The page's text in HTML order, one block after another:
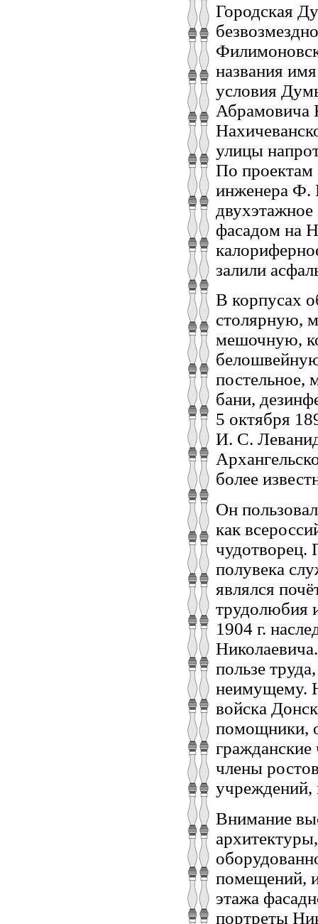
Городская
названия
условия
Абрамовича
улицы
По проектам
инженера Ф.
фасадом на
залили
В корпусах
столярную,
мешочную,
постельное,
бани,
5 октября
И. С.
более
Он
как
чудотворец.
полувека
являлся
трудолюбия
1904 г.
пользе
неимущему.
войска
помощники,
члены
учреждений,
Внимание
помещений,
этажа
портреты